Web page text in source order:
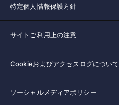
特定個人情報保護方針
サイトご利用上の注意
Cookieおよびアクセスログについて
ソーシャルメディアポリシー